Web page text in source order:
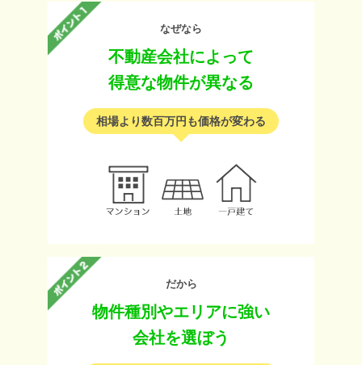
なぜなら
不動産会社によって
得意な物件が異なる
相場より数百万円も価格が変わる
だから
物件種別やエリアに強い
会社を選ぼう